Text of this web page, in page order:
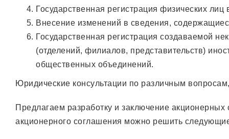
Государственная регистрация физических
Внесение изменений в сведения,
Государственная регистрация создаваемой
(отделений, филиалов, представительств)
общественных объединений.
Юридические консультации по различным
Предлагаем разработку и заключение
акционерного соглашения можно решить